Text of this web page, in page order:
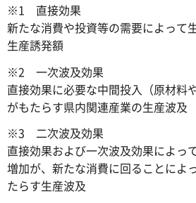
※1 直接効果
新たな消費や投資等の需要によって
生産誘発額
※2 一次波及効果
直接効果に必要な中間投入（原材料
がもたらす県内関連産業の生産波及
※3 二次波及効果
直接効果および一次波及効果によっ
増加が、新たな消費に回ることによ
たらす生産波及